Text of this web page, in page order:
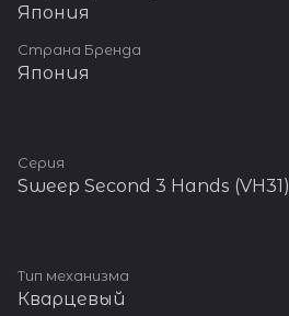
Япония
Страна Бренда
Япония
Серия
Sweep Second 3 Hands (VH31)
Тип механизма
Кварцевый